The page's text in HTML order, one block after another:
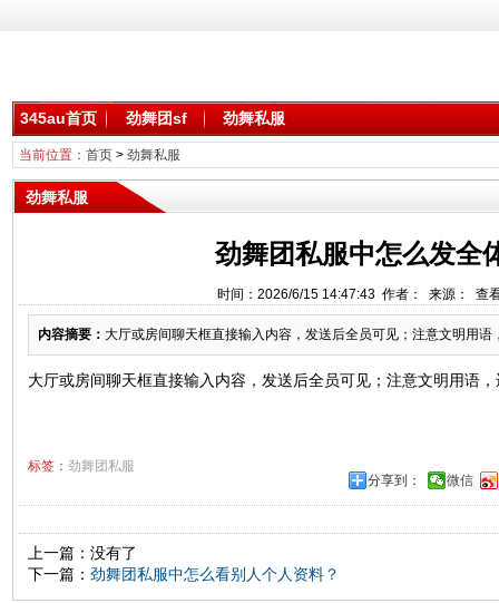
345au首页 劲舞团sf 劲舞私服
当前位置： 首页> 劲舞私服
劲舞私服
劲舞团私服中怎么发全
时间：2026/6/15 14:47:43 作者： 来源： 查
内容摘要： 大厅或房间聊天框直接输入内容，发送后全员可见；注意文明用语
大厅或房间聊天框直接输入内容，发送后全员可见；注意文明用语
标签： 劲舞团私服
分享到：
微信
上一篇：没有了
下一篇： 劲舞团私服中怎么看别人个人资料？